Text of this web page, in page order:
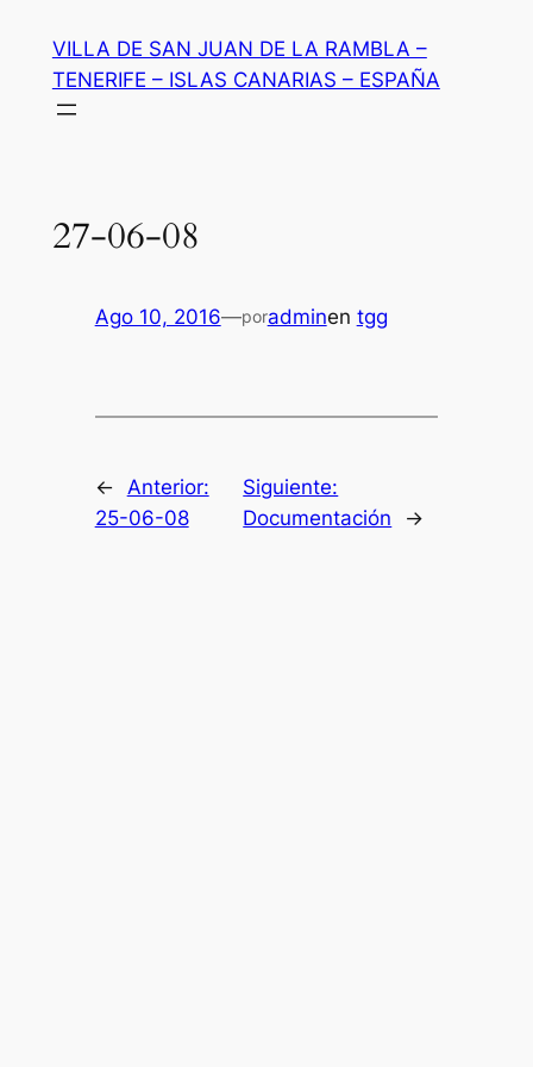
contenido
VILLA DE SAN JUAN DE LA RAMBLA –
TENERIFE – ISLAS CANARIAS – ESPAÑA
27-06-08
Ago 10, 2016—poradminen tgg
←
Anterior:
25-06-08
Siguiente:
Documentación
→